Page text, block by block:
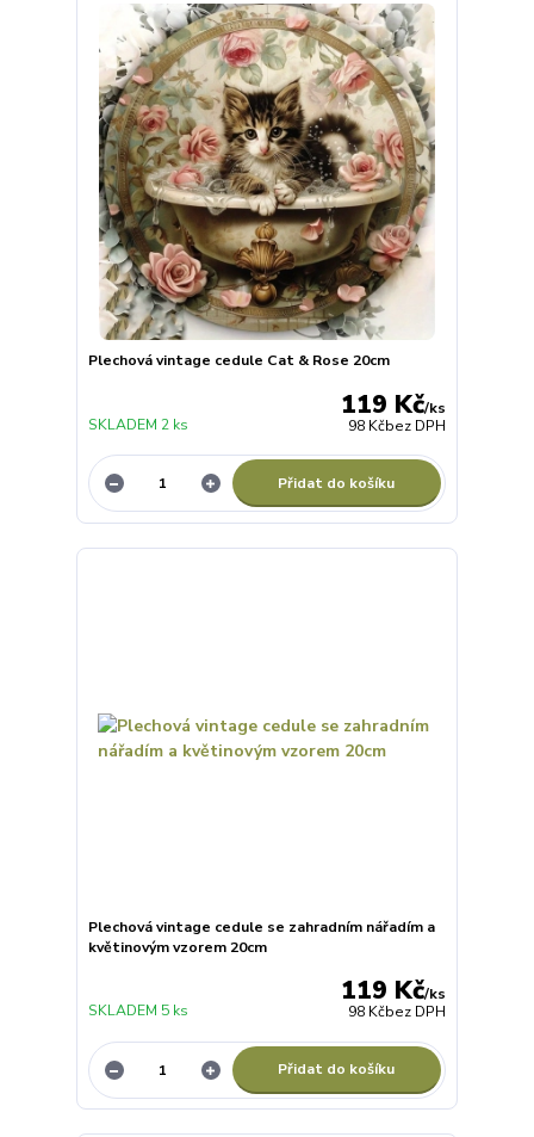
Plechová vintage cedule Cat & Rose 20cm
119 Kč/ks
98 Kčbez DPH
SKLADEM 2 ks
Přidat do košíku
Plechová vintage cedule se zahradním nářadím a
květinovým vzorem 20cm
119 Kč/ks
98 Kčbez DPH
SKLADEM 5 ks
Přidat do košíku